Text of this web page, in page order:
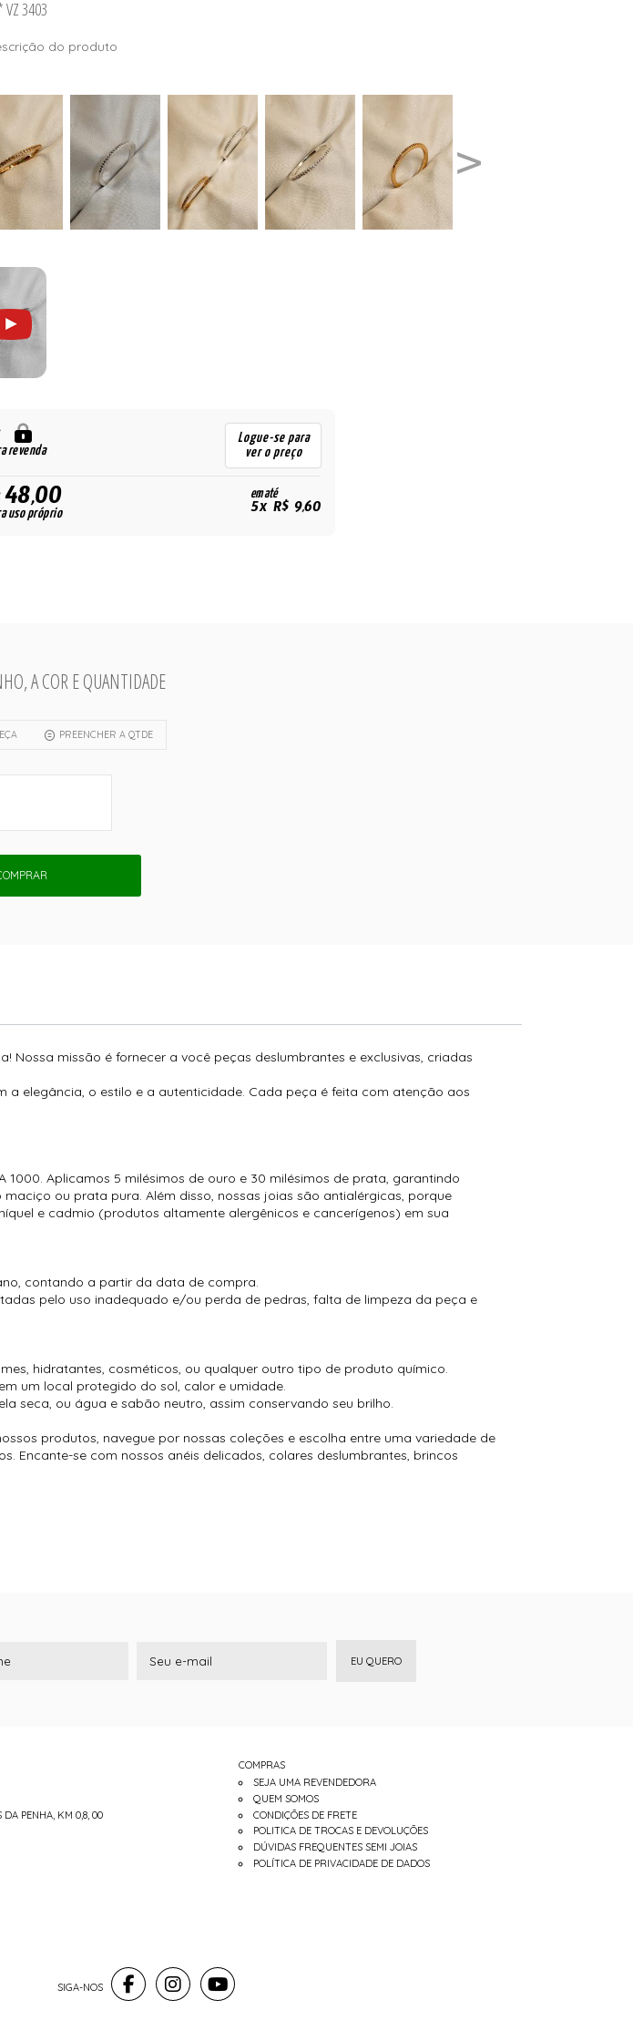
VZ 3403
do produto
revenda
Logue-se para
ver o preço
48,00
uso próprio
em até
5x R$ 9,60
A COR E QUANTIDADE
PREENCHER A QTDE
Nossa missão é fornecer a você peças deslumbrantes e exclusivas, criadas
elegância, o estilo e a autenticidade. Cada peça é feita com atenção aos
1000. Aplicamos 5 milésimos de ouro e 30 milésimos de prata, garantindo
ou prata pura. Além disso, nossas joias são antialérgicas, porque
e cadmio (produtos altamente alergênicos e cancerígenos) em sua
contando a partir da data de compra.
pelo uso inadequado e/ou perda de pedras, falta de limpeza da peça e
hidratantes, cosméticos, ou qualquer outro tipo de produto químico.
um local protegido do sol, calor e umidade.
seca, ou água e sabão neutro, assim conservando seu brilho.
produtos, navegue por nossas coleções e escolha entre uma variedade de
Encante-se com nossos anéis delicados, colares deslumbrantes, brincos
EU QUERO
DA PENHA, KM 0,8, 00
COMPRAS
SEJA UMA REVENDEDORA
QUEM SOMOS
CONDIÇÕES DE FRETE
POLITICA DE TROCAS E DEVOLUÇÕES
DÚVIDAS FREQUENTES SEMI JOIAS
POLÍTICA DE PRIVACIDADE DE DADOS